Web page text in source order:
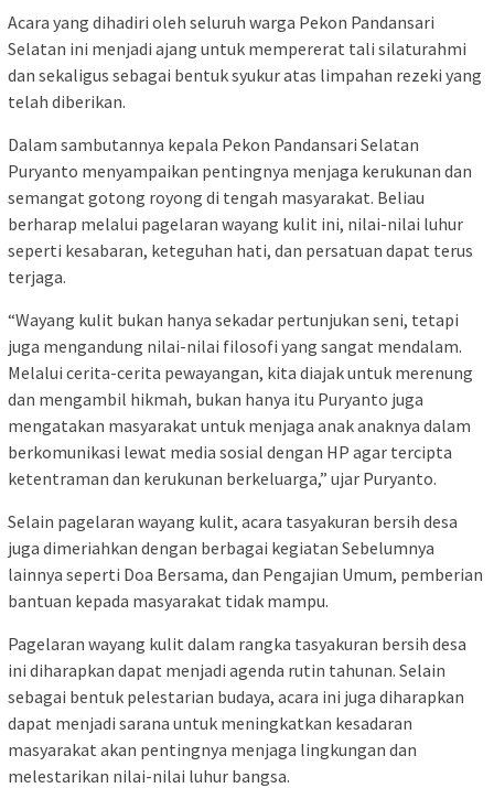
Acara yang dihadiri oleh seluruh warga Pekon Pandansari
Selatan ini menjadi ajang untuk mempererat tali silaturahmi
dan sekaligus sebagai bentuk syukur atas limpahan rezeki yang
telah diberikan.
Dalam sambutannya kepala Pekon Pandansari Selatan
Puryanto menyampaikan pentingnya menjaga kerukunan dan
semangat gotong royong di tengah masyarakat. Beliau
berharap melalui pagelaran wayang kulit ini, nilai-nilai luhur
seperti kesabaran, keteguhan hati, dan persatuan dapat terus
terjaga.
“Wayang kulit bukan hanya sekadar pertunjukan seni, tetapi
juga mengandung nilai-nilai filosofi yang sangat mendalam.
Melalui cerita-cerita pewayangan, kita diajak untuk merenung
dan mengambil hikmah, bukan hanya itu Puryanto juga
mengatakan masyarakat untuk menjaga anak anaknya dalam
berkomunikasi lewat media sosial dengan HP agar tercipta
ketentraman dan kerukunan berkeluarga,” ujar Puryanto.
Selain pagelaran wayang kulit, acara tasyakuran bersih desa
juga dimeriahkan dengan berbagai kegiatan Sebelumnya
lainnya seperti Doa Bersama, dan Pengajian Umum, pemberian
bantuan kepada masyarakat tidak mampu.
Pagelaran wayang kulit dalam rangka tasyakuran bersih desa
ini diharapkan dapat menjadi agenda rutin tahunan. Selain
sebagai bentuk pelestarian budaya, acara ini juga diharapkan
dapat menjadi sarana untuk meningkatkan kesadaran
masyarakat akan pentingnya menjaga lingkungan dan
melestarikan nilai-nilai luhur bangsa.